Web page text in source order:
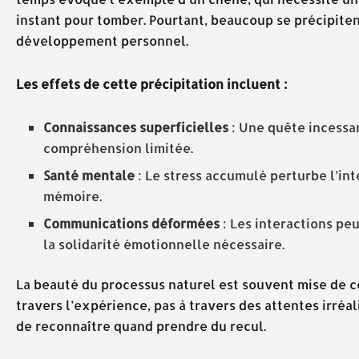
instant pour tomber. Pourtant, beaucoup se
développement personnel.
Les effets de cette précipitation incluent :
Connaissances superficielles : Une quête
compréhension limitée.
Santé mentale : Le stress accumulé perturbe
mémoire.
Communications déformées : Les interactions
la solidarité émotionnelle nécessaire.
La beauté du processus naturel est souvent mise
travers l’expérience, pas à travers des attentes
de reconnaître quand prendre du recul.